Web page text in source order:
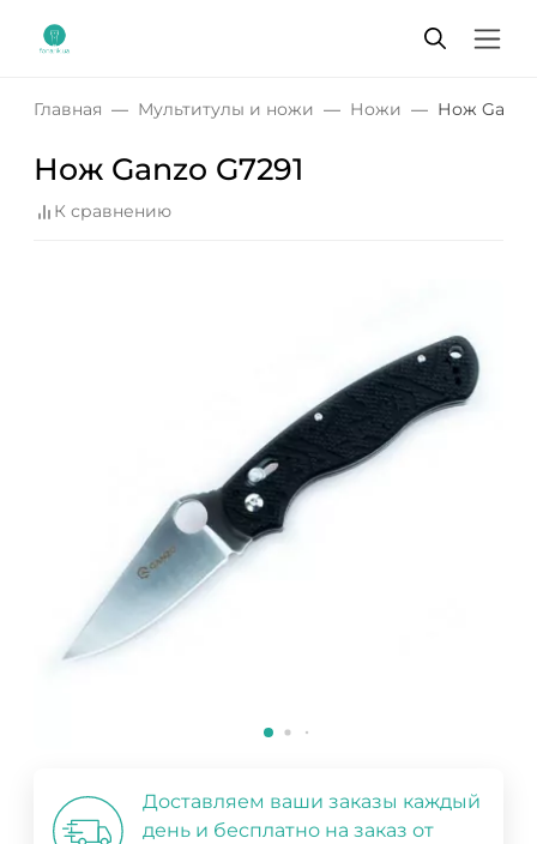
Главная Мультитулы и ножи Ножи Нож Ganzo
Нож Ganzo G7291
К сравнению
Доставляем ваши заказы каждый
день и бесплатно на заказ от